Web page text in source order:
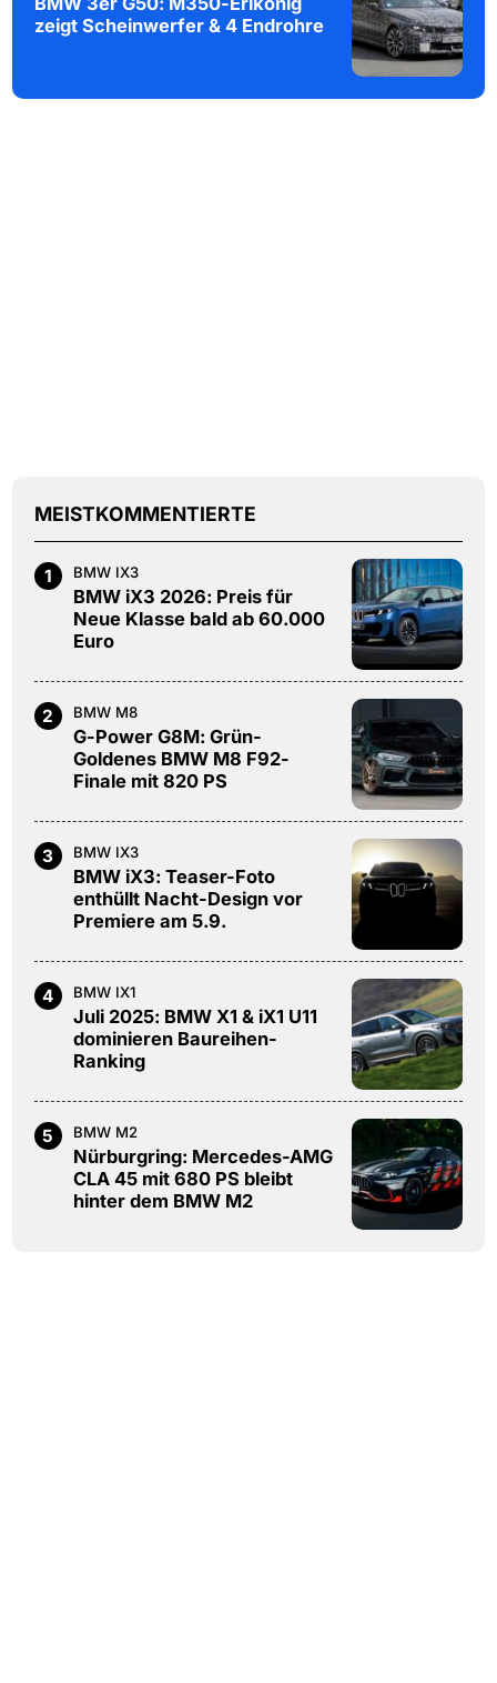
zeigt Scheinwerfer & 4 Endrohre
MEISTKOMMENTIERTE
1 BMW IX3
BMW iX3 2026: Preis für
Neue Klasse bald ab 60.000
Euro
2 BMW M8
G-Power G8M: Grün-
Goldenes BMW M8 F92-
Finale mit 820 PS
3 BMW IX3
BMW iX3: Teaser-Foto
enthüllt Nacht-Design vor
Premiere am 5.9.
4 BMW IX1
Juli 2025: BMW X1 & iX1 U11
dominieren Baureihen-
Ranking
5 BMW M2
Nürburgring: Mercedes-AMG
CLA 45 mit 680 PS bleibt
hinter dem BMW M2